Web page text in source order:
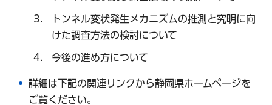
トンネル変状発生メカニズムの推測と究明に向
けた調査方法の検討について
今後の進め方について
詳細は下記の関連リンクから静岡県ホームページを
ご覧ください。